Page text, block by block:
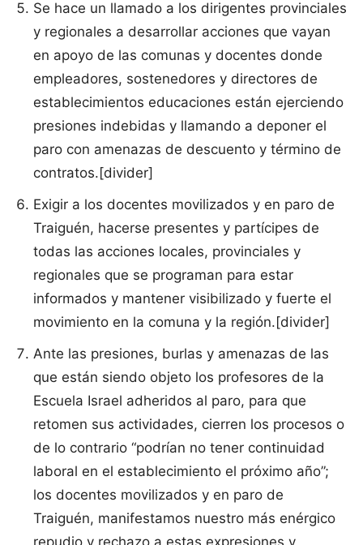
Se hace un llamado a los dirigentes provinciales
y regionales a desarrollar acciones que vayan
en apoyo de las comunas y docentes donde
empleadores, sostenedores y directores de
establecimientos educaciones están ejerciendo
presiones indebidas y llamando a deponer el
paro con amenazas de descuento y término de
contratos.[divider]
Exigir a los docentes movilizados y en paro de
Traiguén, hacerse presentes y partícipes de
todas las acciones locales, provinciales y
regionales que se programan para estar
informados y mantener visibilizado y fuerte el
movimiento en la comuna y la región.[divider]
Ante las presiones, burlas y amenazas de las
que están siendo objeto los profesores de la
Escuela Israel adheridos al paro, para que
retomen sus actividades, cierren los procesos o
de lo contrario “podrían no tener continuidad
laboral en el establecimiento el próximo año”;
los docentes movilizados y en paro de
Traiguén, manifestamos nuestro más enérgico